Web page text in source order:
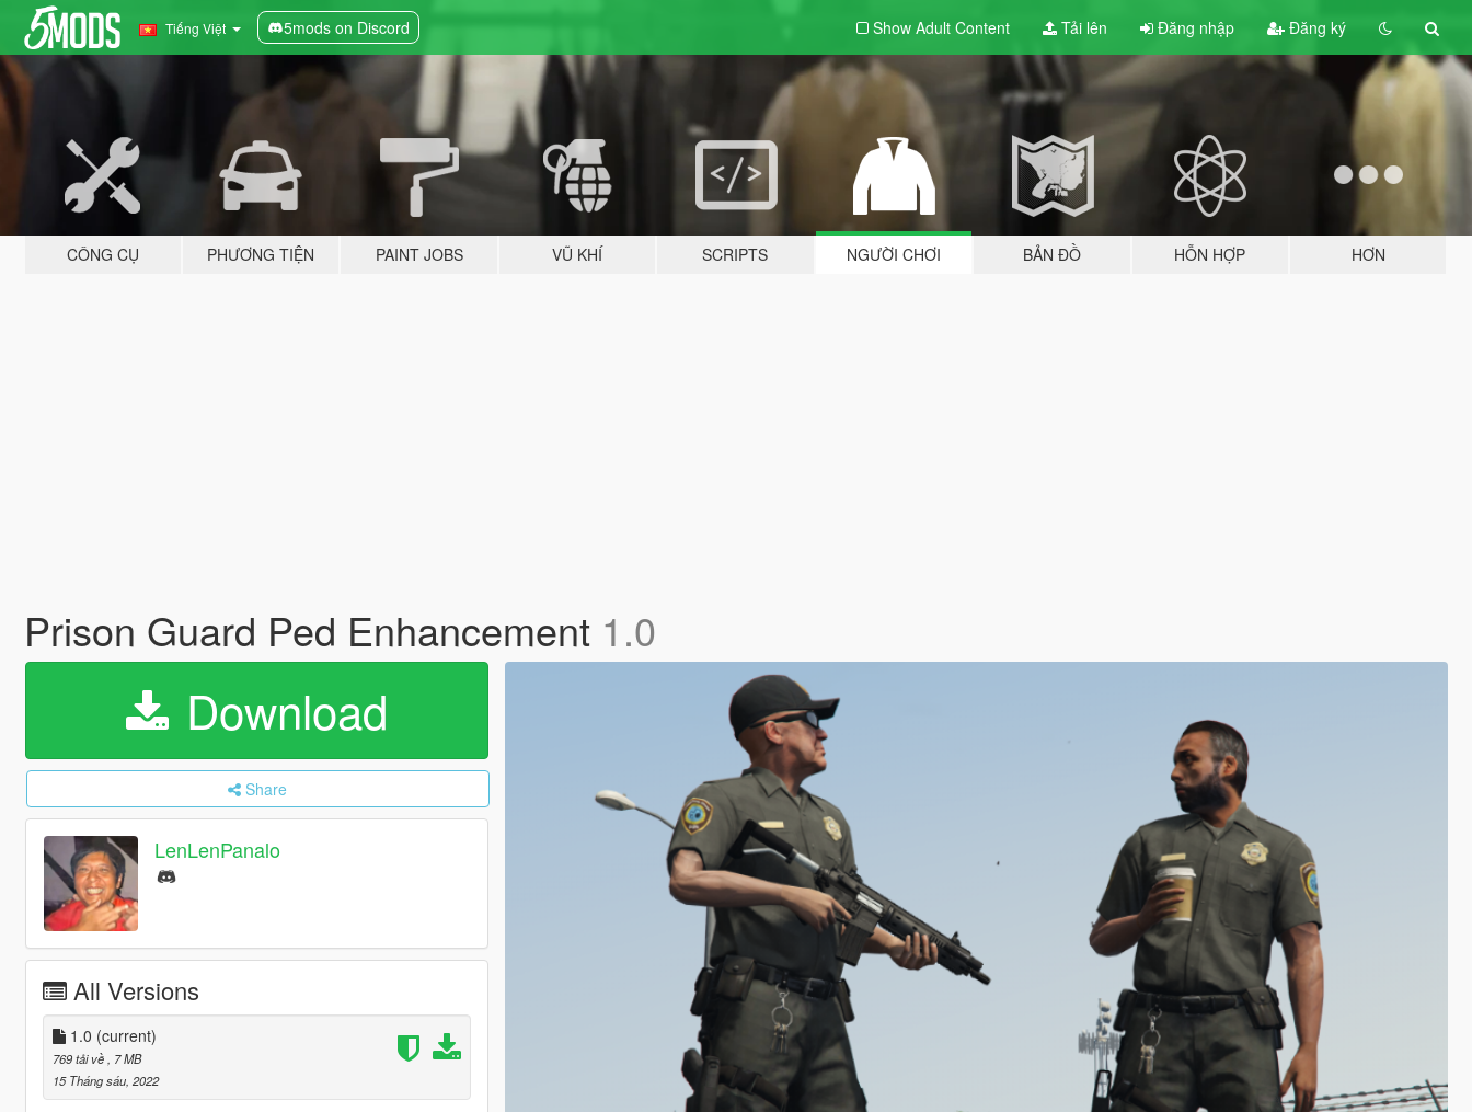
Tiếng Việt 5mods on Discord Show Adult Content Tải lên Đăng nhập Đăng ký
CÔNG CỤ PHƯƠNG TIỆN PAINT JOBS VŨ KHÍ SCRIPTS NGƯỜI CHƠI BẢN ĐỒ HỖN HỢP HƠN
Prison Guard Ped Enhancement 1.0
Download
Share
LenLenPanalo
All Versions
1.0 (current)
769 tải về
, 7 MB
15 Tháng sáu, 2022